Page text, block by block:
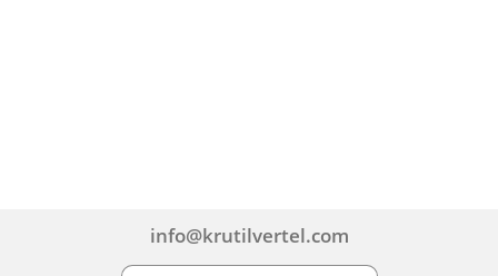
info@krutilvertel.com